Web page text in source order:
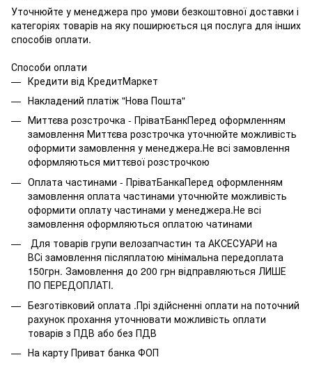
Уточнюйте у менеджера про умови безкоштовної доставки і
категоріях товарів на яку поширюється ця послуга для інших
способів оплати.
Способи оплати
Кредити від КредитМаркет
Накладений платіж "Нова Пошта"
Миттєва розстрочка - ПріватБанкПеред оформленням
замовлення Миттєва розстрочка уточнюйте можливість
оформити замовлення у менеджера.Не всі замовлення
оформляються миттєвої розстрочкою
Оплата частинами - ПріватБанкаПеред оформленням
замовлення оплата частинами уточнюйте можливість
оформити оплату частинами у менеджера.Не всі
замовлення оформляються оплатою чатинами
Для товарів групи велозапчастин та АКСЕСУАРИ на
ВСі замовлення післяплатою мінімальна передоплата
150грн. Замовлення до 200 грн відправляються ЛИШЕ
ПО ПЕРЕДОПЛАТІ.
Безготівковий оплата .Прі здійсненні оплати на поточний
рахунок прохання уточнювати можливість оплати
товарів з ПДВ або без ПДВ
На карту Приват банка ФОП